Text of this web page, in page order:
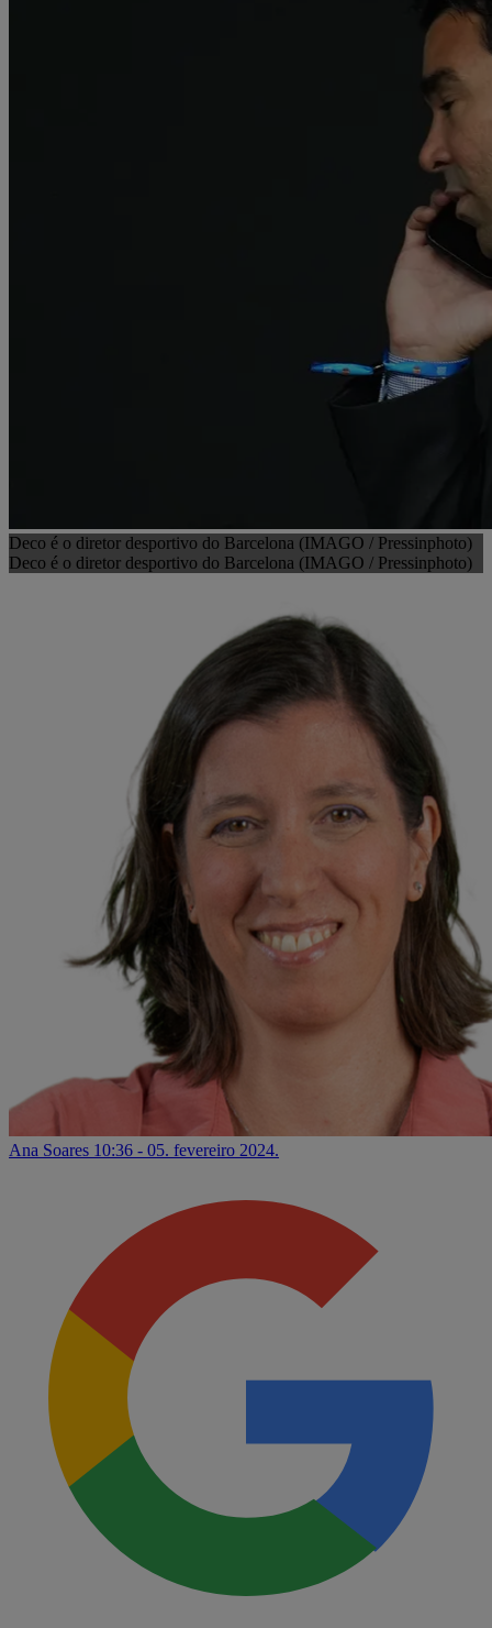
Deco é o diretor desportivo do Barcelona (IMAGO / Pressinphoto)
Deco é o diretor desportivo do Barcelona (IMAGO / Pressinphoto)
Ana Soares 10:36 - 05. fevereiro 2024.